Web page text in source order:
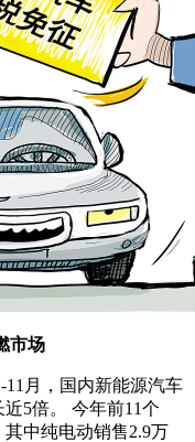
市场
月，国内新能源汽车
5倍。 今年前11个
中纯电动销售2.9万